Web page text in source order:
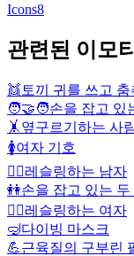
Icons8
관련된 이모
👯 토끼 귀를 쓰고
🧑‍🤝‍🧑손을 잡고 있
🤸 옆구르기하는 사
🚺여자 기호
🤼‍♂️레슬링하는 남자
👭손을 잡고 있는
🤼‍♀️레슬링하는 여자
🤿다이빙 마스크
💪근육질의 구부린